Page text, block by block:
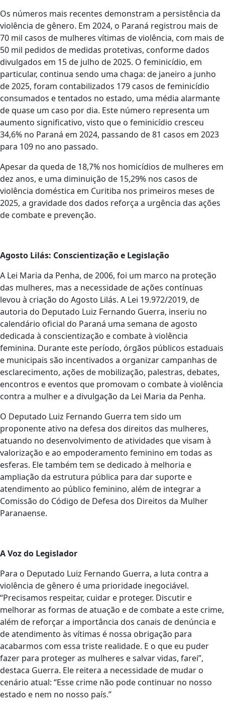
Os números mais recentes demonstram a persistência da
violência de gênero. Em 2024, o Paraná registrou mais de
70 mil casos de mulheres vítimas de violência, com mais de
50 mil pedidos de medidas protetivas, conforme dados
divulgados em 15 de julho de 2025. O feminicídio, em
particular, continua sendo uma chaga: de janeiro a junho
de 2025, foram contabilizados 179 casos de feminicídio
consumados e tentados no estado, uma média alarmante
de quase um caso por dia. Este número representa um
aumento significativo, visto que o feminicídio cresceu
34,6% no Paraná em 2024, passando de 81 casos em 2023
para 109 no ano passado.
Apesar da queda de 18,7% nos homicídios de mulheres em
dez anos, e uma diminuição de 15,29% nos casos de
violência doméstica em Curitiba nos primeiros meses de
2025, a gravidade dos dados reforça a urgência das ações
de combate e prevenção.
Agosto Lilás: Conscientização e Legislação
A Lei Maria da Penha, de 2006, foi um marco na proteção
das mulheres, mas a necessidade de ações contínuas
levou à criação do Agosto Lilás. A Lei 19.972/2019, de
autoria do Deputado Luiz Fernando Guerra, inseriu no
calendário oficial do Paraná uma semana de agosto
dedicada à conscientização e combate à violência
feminina. Durante este período, órgãos públicos estaduais
e municipais são incentivados a organizar campanhas de
esclarecimento, ações de mobilização, palestras, debates,
encontros e eventos que promovam o combate à violência
contra a mulher e a divulgação da Lei Maria da Penha.
O Deputado Luiz Fernando Guerra tem sido um
proponente ativo na defesa dos direitos das mulheres,
atuando no desenvolvimento de atividades que visam à
valorização e ao empoderamento feminino em todas as
esferas. Ele também tem se dedicado à melhoria e
ampliação da estrutura pública para dar suporte e
atendimento ao público feminino, além de integrar a
Comissão do Código de Defesa dos Direitos da Mulher
Paranaense.
A Voz do Legislador
Para o Deputado Luiz Fernando Guerra, a luta contra a
violência de gênero é uma prioridade inegociável.
“Precisamos respeitar, cuidar e proteger. Discutir e
melhorar as formas de atuação e de combate a este crime,
além de reforçar a importância dos canais de denúncia e
de atendimento às vítimas é nossa obrigação para
acabarmos com essa triste realidade. E o que eu puder
fazer para proteger as mulheres e salvar vidas, farei”,
destaca Guerra. Ele reitera a necessidade de mudar o
cenário atual: “Esse crime não pode continuar no nosso
estado e nem no nosso país.”